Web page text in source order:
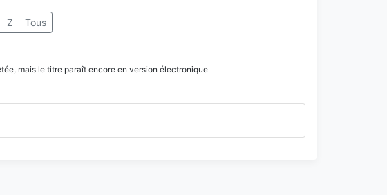
Z Tous
mais le titre paraît encore en version électronique